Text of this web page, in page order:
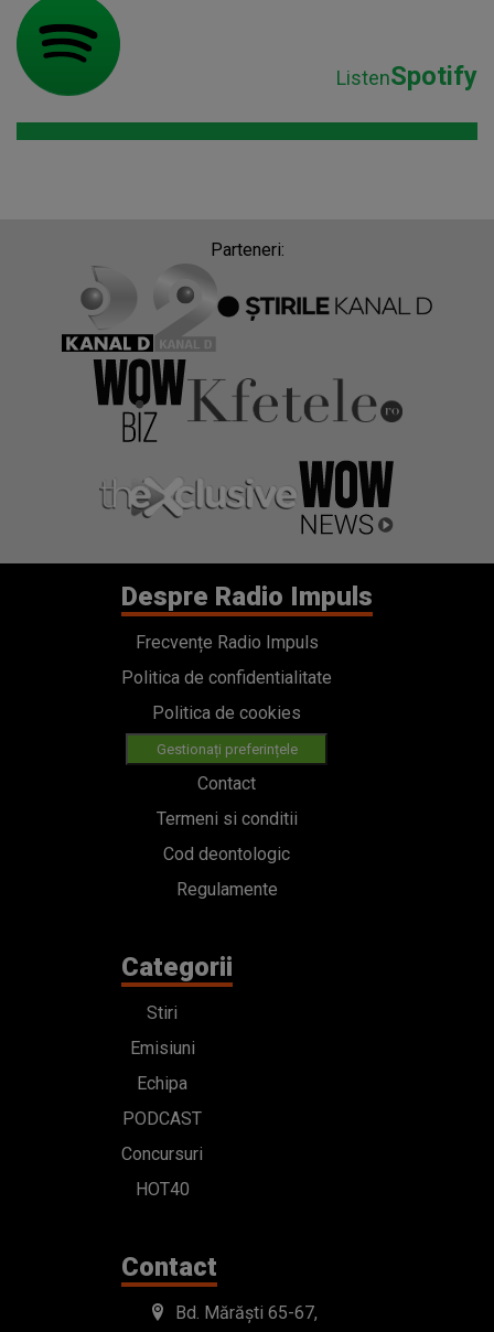
ListenSpotify
Parteneri:
Despre Radio Impuls
Frecvențe Radio Impuls
Politica de confidentialitate
Politica de cookies
Gestionați preferințele
Contact
Termeni si conditii
Cod deontologic
Regulamente
Categorii
Stiri
Emisiuni
Echipa
PODCAST
Concursuri
HOT40
Contact
Bd. Mărăști 65-67,